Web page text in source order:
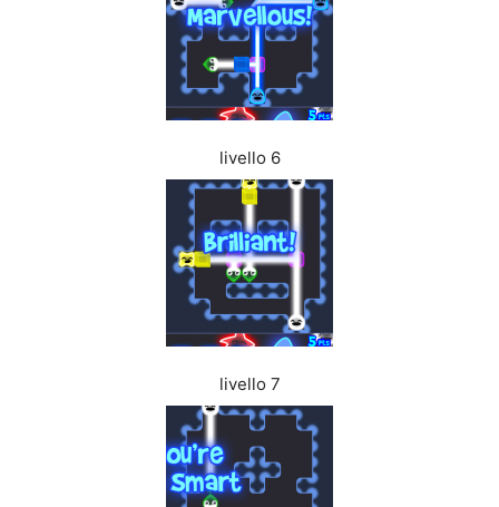
livello 6
livello 7